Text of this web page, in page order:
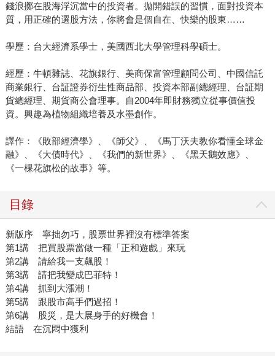
錢浪擲在股海浮沉當中的投資者。拋開錯誤的習慣，面對投資本
質，用正確的選股方法，你將會是個自在、快樂的股東……
學歷：台大經濟系學士，美國西北大學管理科學碩士。
經歷：牛頓雜誌、花旗銀行、美商保富管理顧問公司、中國信託
商業銀行、台証證券衍生性商品部、投資本部副總經理、台証期
貨總經理、期貨商公會理事。自2004年即財務獨立從事價值投
資。興趣為植物組織培養及水墨創作。
譯作：《敗部經濟學》、《師父》、《馬丁沃夫教你看懂全球金
融》、《大債時代》、《我們的新世界》、《黑天鵝效應》、
《一棵花旗松的故事》等。
目錄
新版序 寧拙勿巧，股票世界裡沒有標準答案
第1講 把買股票當做一種「正和遊戲」來玩
第2講 請給我一支飆股！
第3講 請把我變成巴菲特！
第4講 抓到大漲潮！
第5講 跟股市高手們過招！
第6講 股災，是大展身手的好機會！
結語 在沉悶中獲利